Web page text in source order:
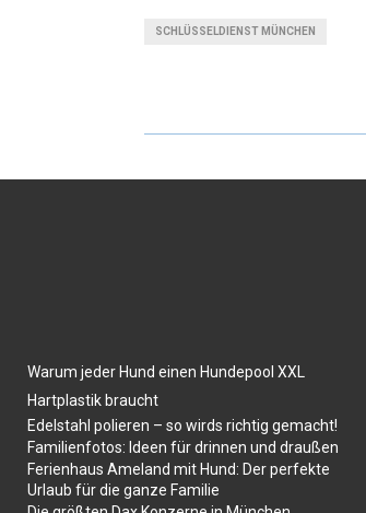
SCHLÜSSELDIENST MÜNCHEN
Warum jeder Hund einen Hundepool XXL
Hartplastik braucht
Edelstahl polieren – so wirds richtig gemacht!
Familienfotos: Ideen für drinnen und draußen
Ferienhaus Ameland mit Hund: Der perfekte
Urlaub für die ganze Familie